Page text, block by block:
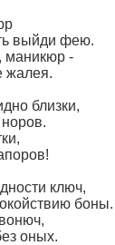
выйди фею.
маникюр -
жалея.
близки,
ключ,
боны.
оных.